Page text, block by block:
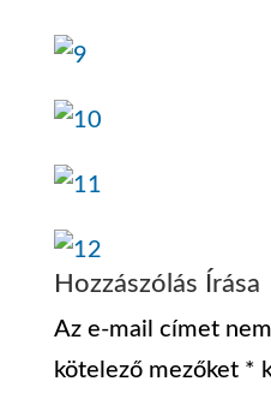
Hozzászólás Írása
Az e-mail címet
kötelező mezőket *